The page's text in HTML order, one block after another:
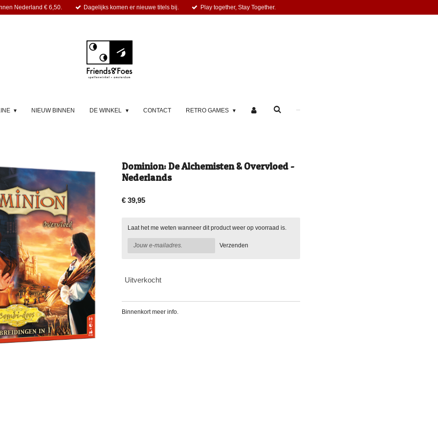
Nederland € 6,50. Dagelijks komen er nieuwe titels bij. Play together, Stay Together.
NIEUW BINNEN DE WINKEL CONTACT RETRO GAMES
Dominion: De Alchemisten & Overvloed -
Nederlands
€ 39,95
Laat het me weten wanneer dit product weer op voorraad is.
Verzenden
Uitverkocht
Binnenkort meer info.